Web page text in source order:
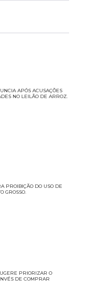
APÓS ACUSAÇÕES
NO LEILÃO DE ARROZ.
PROIBIÇÃO DO USO DE
GROSSO.
PRIORIZAR O
DE COMPRAR